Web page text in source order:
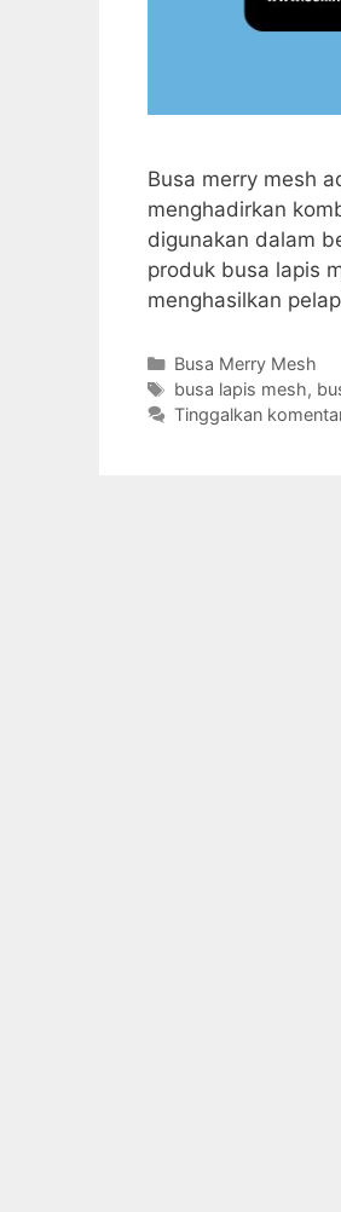
Busa merry mesh
menghadirkan
digunakan dalam
produk busa lapis
menghasilkan
Kategori
Busa Merry Mesh
Tag
busa lapis mesh,
Tinggalkan